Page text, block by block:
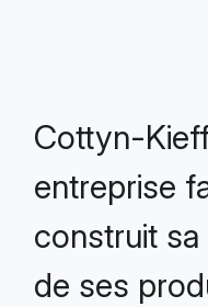
Cottyn-
entreprise
construit
de ses